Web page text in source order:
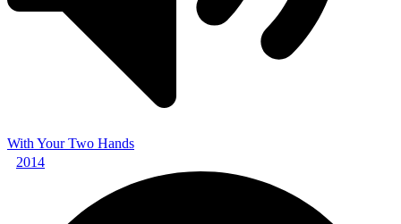
With Your Two Hands
2014